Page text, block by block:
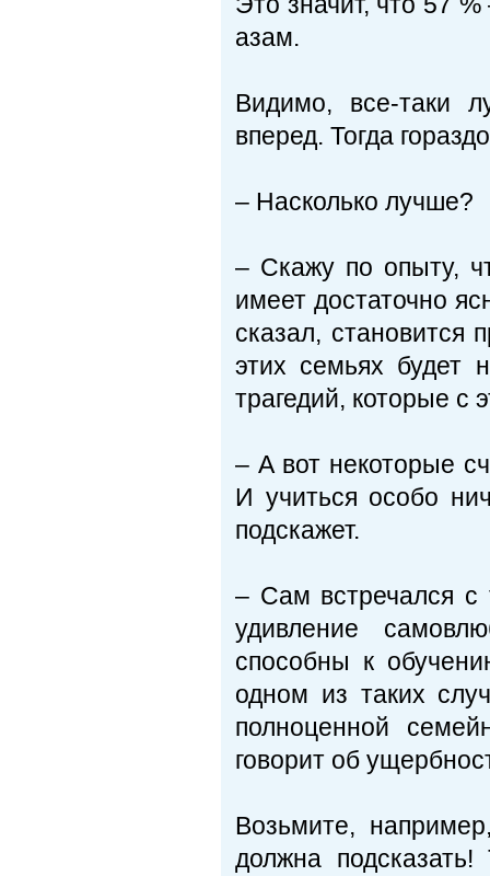
азам.
Видимо, все-таки
вперед. Тогда
– Насколько лучше?
– Скажу по опыту,
имеет достаточно
сказал, становится
этих семьях будет
трагедий, которые с
– А вот некоторые
И учиться особо
подскажет.
– Сам встречался с
удивление
способны к
одном из таких
полноценной
говорит об
Возьмите,
должна